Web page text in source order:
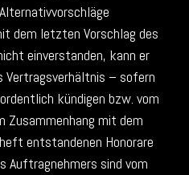
dem letzten Vorschlag des
einverstanden, kann er
Vertragsverhältnis – sofern
kündigen bzw. vom
Zusammenhang mit dem
entstandenen Honorare
Auftragnehmers sind vom